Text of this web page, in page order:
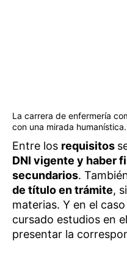
La carrera de enfermería
con una mirada humanística.
Entre los requisitos
DNI vigente y haber
secundarios.
de título en trámite,
materias. Y en el
cursado estudios en
presentar la